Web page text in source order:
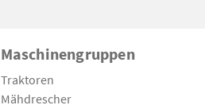
Maschinengruppen
Traktoren
Mähdrescher